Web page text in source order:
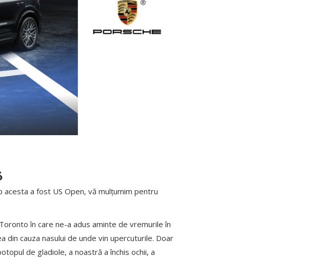
acesta a fost US Open, vă mulțumim pentru
în care ne-a adus aminte de vremurile în
din cauza nasului de unde vin upercuturile. Doar
de gladiole, a noastră a închis ochii, a